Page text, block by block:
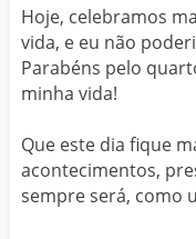
Hoje, celebramos
vida, e eu não
Parabéns pelo
minha vida!
Que este dia fique
acontecimentos,
sempre será, como